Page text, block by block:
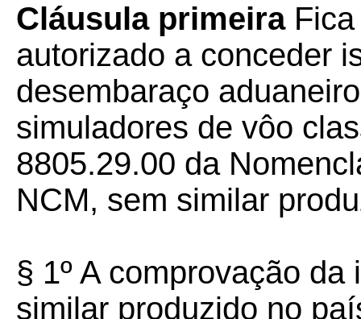
Cláusula primeira
autorizado a conceder
desembaraço
simuladores de vôo
8805.29.00 da
NCM, sem similar
§ 1º A comprovação
similar produzido no